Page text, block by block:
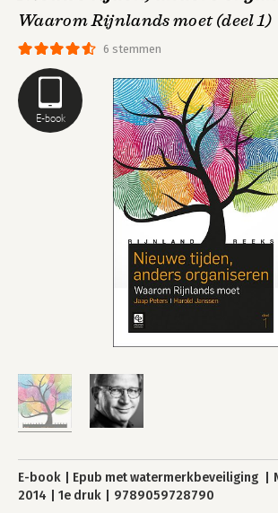
E-book
6 stemmen
Waarom Rijnlands moet (deel 1)
E-book Epub met watermerkbeveiliging
2014
1e druk 9789059728790